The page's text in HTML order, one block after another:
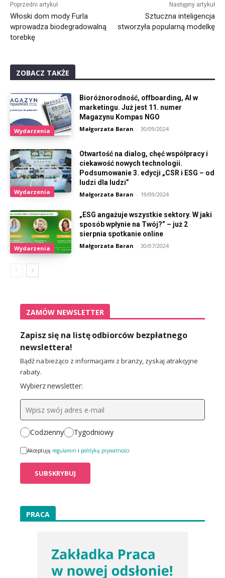
Poprzedni artykuł
Włoski dom mody Furla
wprowadza biodegradowalną
torebkę
Następny artykuł
Sztuczna inteligencja
stworzyła popularną modelkę
ZOBACZ TAKŻE
Wydarzenia
Bioróżnorodność, offboarding, AI w
marketingu. Już jest 11. numer
Magazynu Kompas NGO
Małgorzata Baran - 30/09/2024
Wydarzenia
Otwartość na dialog, chęć współpracy i
ciekawość nowych technologii.
Podsumowanie 3. edycji „CSR i ESG – od
ludzi dla ludzi”
Małgorzata Baran - 19/09/2024
Wydarzenia
„ESG angażuje wszystkie sektory. W jaki
sposób wpłynie na Twój?” – już 2
sierpnia spotkanie online
Małgorzata Baran - 30/07/2024
ZAMÓW NEWSLETTER
Zapisz się na listę odbiorców bezpłatnego
newslettera!
Bądź na bieżąco z informacjami z branży, zyskaj atrakcyjne
rabaty.
Wybierz newsletter:
Codzienny Tygodniowy
Akceptuję regulamin i politykę prywatności
PRACA